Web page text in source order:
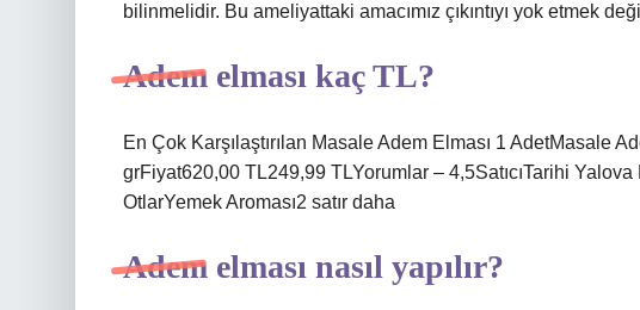
bilinmelidir. Bu ameliyattaki amacımız çıkıntıyı yok etmek
Adem elması kaç TL?
En Çok Karşılaştırılan Masale Adem Elması 1 AdetMasale
grFiyat620,00 TL249,99 TLYorumlar – 4,5SatıcıTarihi Yalova
OtlarYemek Aroması2 satır daha
Adem elması nasıl yapılır?